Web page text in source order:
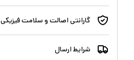
گارانتی اصالت و سلامت فیزیکی
شرایط ارسال